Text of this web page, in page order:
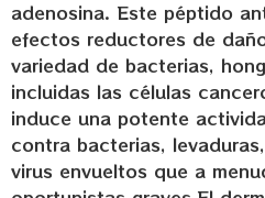
adenosina. Este péptido
efectos reductores de
variedad de bacterias,
incluidas las células
induce una potente
contra bacterias,
virus envueltos que a